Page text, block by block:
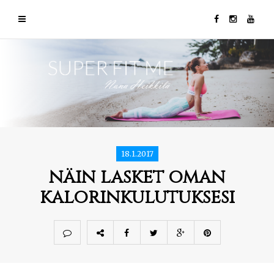
18.1.2017
näin lasket oman
kalorinkulutuksesi